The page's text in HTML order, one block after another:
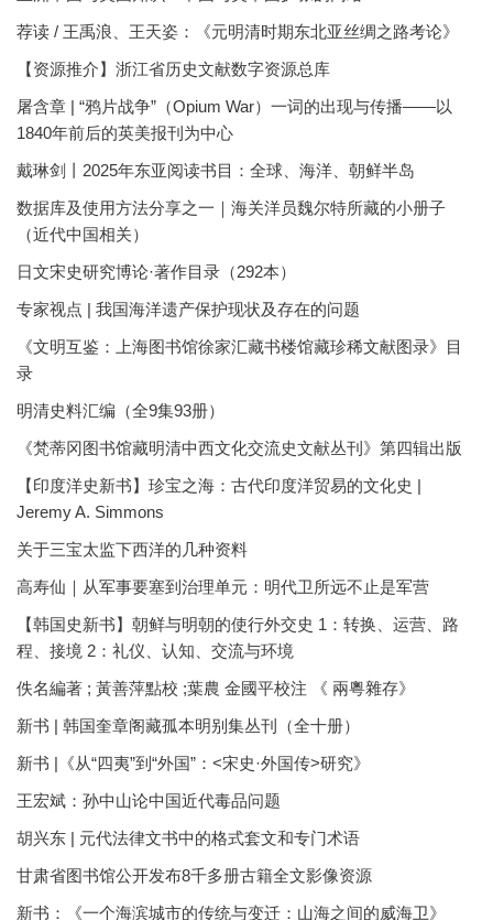
荐读 / 王禹浪、王天姿：《元明清时期东北亚丝绸之路考论》
【资源推介】浙江省历史文献数字资源总库
屠含章 | “鸦片战争”（Opium War）一词的出现与传播——以
1840年前后的英美报刊为中心
戴琳剑丨2025年东亚阅读书目：全球、海洋、朝鲜半岛
数据库及使用方法分享之一｜海关洋员魏尔特所藏的小册子
（近代中国相关）
日文宋史研究博论·著作目录（292本）
专家视点 | 我国海洋遗产保护现状及存在的问题
《文明互鉴：上海图书馆徐家汇藏书楼馆藏珍稀文献图录》目
录
明清史料汇编（全9集93册）
《梵蒂冈图书馆藏明清中西文化交流史文献丛刊》第四辑出版
【印度洋史新书】珍宝之海：古代印度洋贸易的文化史 |
Jeremy A. Simmons
关于三宝太监下西洋的几种资料
高寿仙｜从军事要塞到治理单元：明代卫所远不止是军营
【韩国史新书】朝鲜与明朝的使行外交史 1：转换、运营、路
程、接境 2：礼仪、认知、交流与环境
佚名編著 ; 黃善萍點校 ;葉農 金國平校注 《 兩粵雜存》
新书 | 韩国奎章阁藏孤本明别集丛刊（全十册）
新书 |《从“四夷”到“外国”：<宋史·外国传>研究》
王宏斌：孙中山论中国近代毒品问题
胡兴东 | 元代法律文书中的格式套文和专门术语
甘肃省图书馆公开发布8千多册古籍全文影像资源
新书：《一个海滨城市的传统与变迁：山海之间的威海卫》